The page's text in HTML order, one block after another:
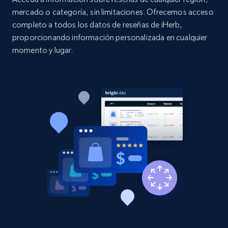
Etsy
URL, Product id, Listing inventory id, Title, Rating,
Reviews count shop, Reviews count item, Initial
322+ Comenzar ahora
Etsy - Collect data on products using
specified keywords
URL, Product id, Listing inventory id, Title, Rating,
Reviews count shop, Reviews count item, Initial
price, and more.
mercado o categoría, sin limitaciones. Ofrecemos acceso
completo a todos los datos de reseñas de iHerb,
proporcionando información personalizada en cualquier
momento y lugar.